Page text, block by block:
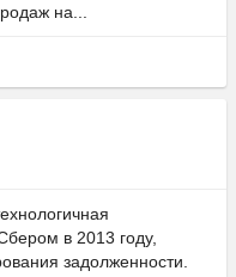
на...
в 2013 году,
задолженности.